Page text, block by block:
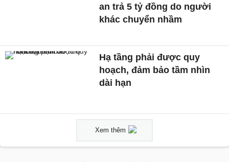
an trả 5 tỷ đồng do người
khác chuyển nhầm
Hạ tầng phải được quy
hoạch, đảm bảo tầm nhìn
dài hạn
Xem thêm